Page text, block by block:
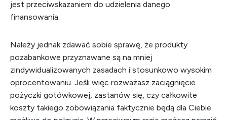
jest przeciwskazaniem do udzielenia danego
finansowania.
Należy jednak zdawać sobie sprawę, że produkty
pozabankowe przyznawane są na mniej
zindywidualizowanych zasadach i stosunkowo wysokim
oprocentowaniu. Jeśli więc rozważasz zaciągnięcie
pożyczki gotówkowej, zastanów się, czy całkowite
koszty takiego zobowiązania faktycznie będą dla Ciebie